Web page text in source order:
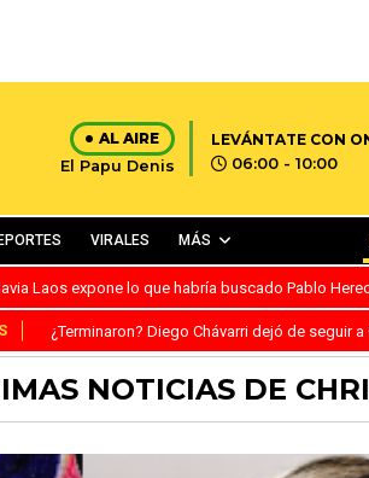
AL AIRE
El Papu Denis
LEVÁNTATE CON
06:00 - 10:00
VIRALES MÁS
Laos expone lo que habría buscado Pablo
¿Terminaron? Diego Chávarri dejó de seguir
NOTICIAS DE